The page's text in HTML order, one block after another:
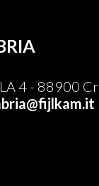
4 - 88900